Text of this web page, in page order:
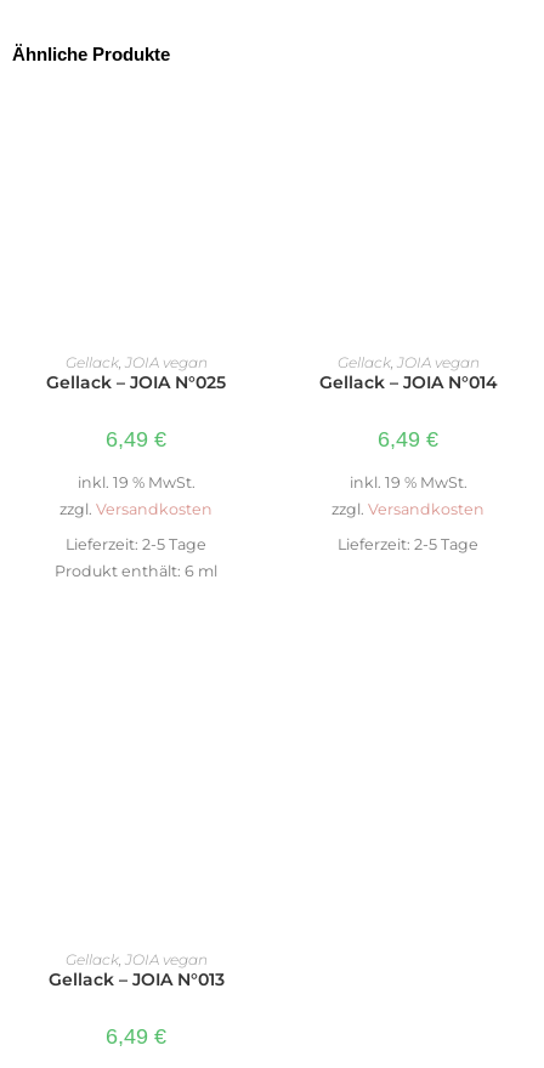
Ähnliche Produkte
IN DEN WARENKORB
Gellack, JOIA vegan
Gellack – JOIA N°025
6,49 €
inkl. 19 % MwSt.
zzgl. Versandkosten
Lieferzeit: 2-5 Tage
Produkt enthält: 6 ml
IN DEN WARENKORB
Gellack, JOIA vegan
Gellack – JOIA N°014
6,49 €
inkl. 19 % MwSt.
zzgl. Versandkosten
Lieferzeit: 2-5 Tage
IN DEN WARENKORB
Gellack, JOIA vegan
Gellack – JOIA N°013
6,49 €